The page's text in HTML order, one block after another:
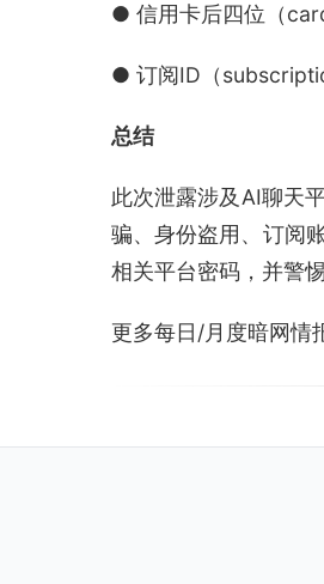
● 信用卡后四位（
● 订阅ID（
总结
此次泄露涉及AI聊天
骗、身份盗用、订阅
相关平台密码，并警
更多每日/月度暗网情